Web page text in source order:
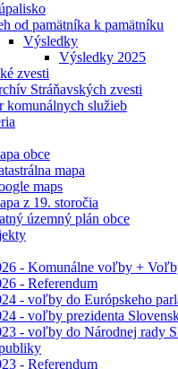
od pamätníka k pamätníku
Výsledky
Výsledky 2025
zvesti
Stráňavských zvesti
komunálnych služieb
obce
mapa
maps
z 19. storočia
územný plán obce
- Komunálne voľby +
- Referendum
- voľby do Európskeho
- voľby prezidenta
- voľby do Národnej rady
- Referendum